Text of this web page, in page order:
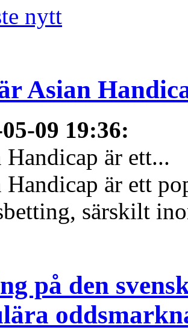
nytt
Asian
09 19:36:
Handicap är ett...
Handicap är ett
särskilt
på den